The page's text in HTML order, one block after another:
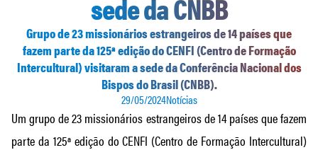
sede da CNBB
Grupo de 23 missionários estrangeiros de 14 países que
fazem parte da 125ª edição do CENFI (Centro de Formação
Intercultural) visitaram a sede da Conferência Nacional dos
Bispos do Brasil (CNBB).
29/05/2024Notícias
Um grupo de 23 missionários estrangeiros de 14 países que fazem
parte da 125ª edição do CENFI (Centro de Formação Intercultural)